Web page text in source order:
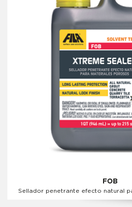
FOB
Sellador penetrante efecto natural